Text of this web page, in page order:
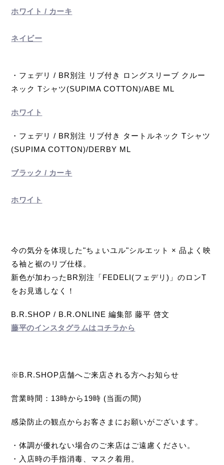
ホワイト / カーキ
ネイビー
・フェデリ / BR別注 リブ付き ロングスリーブ クルー
ネック Tシャツ(SUPIMA COTTON)/ABE ML
ホワイト
・フェデリ / BR別注 リブ付き タートルネック Tシャツ
(SUPIMA COTTON)/DERBY ML
ブラック / カーキ
ホワイト
今の気分を体現した"ちょいユル"シルエット × 品よく映
る袖と裾のリブ仕様。
新色が加わったBR別注「FEDELI(フェデリ)」のロンT
をお見逃しなく！
B.R.SHOP / B.R.ONLINE 編集部 藤平 啓文
藤平のインスタグラムはコチラから
※B.R.SHOP店舗へご来店される方へお知らせ
営業時間：13時から19時 (当面の間)
感染防止の観点からお客さまにお願いがございます。
・体調が優れない場合のご来店はご遠慮ください。
・入店時の手指消毒、マスク着用。